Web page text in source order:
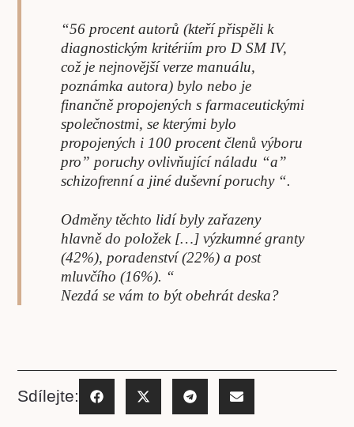
“56 procent autorů (kteří přispěli k
diagnostickým kritériím pro D SM IV,
což je nejnovější verze manuálu,
poznámka autora) bylo nebo je
finančně propojených s farmaceutickými
společnostmi, se kterými bylo
propojených i 100 procent členů výboru
pro” poruchy ovlivňující náladu “a”
schizofrenní a jiné duševní poruchy “.
Odměny těchto lidí byly zařazeny
hlavně do položek […] výzkumné granty
(42%), poradenství (22%) a post
mluvčího (16%). “
Nezdá se vám to být obehrát deska?
Sdílejte: